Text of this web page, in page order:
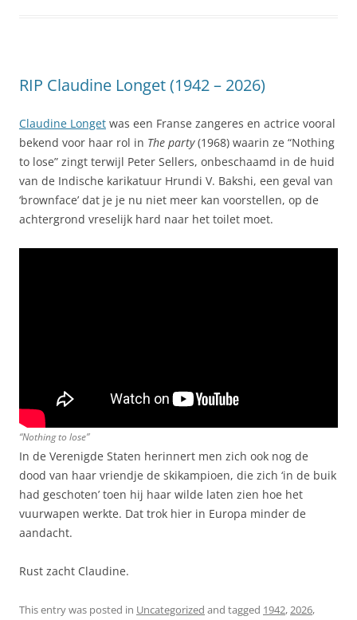
RIP Claudine Longet (1942 – 2026)
Claudine Longet was een Franse zangeres en actrice vooral
bekend voor haar rol in The party(1968) waarin ze “Nothing
to lose” zingt terwijl Peter Sellers, onbeschaamd in de huid
van de Indische karikatuur Hrundi V. Bakshi, een geval van
‘brownface’ dat je je nu niet meer kan voorstellen, op de
achtergrond vreselijk hard naar het toilet moet.
“Nothing to lose”
In de Verenigde Staten herinnert men zich ook nog de
dood van haar vriendje de skikampioen, die zich ‘in de buik
had geschoten’ toen hij haar wilde laten zien hoe het
vuurwapen werkte. Dat trok hier in Europa minder de
aandacht.
Rust zacht Claudine.
This entry was posted in Uncategorized and tagged 1942,2026,